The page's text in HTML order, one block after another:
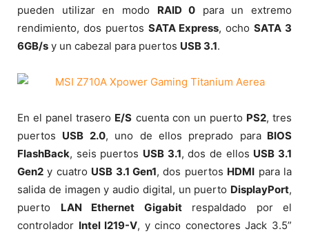
pueden utilizar en modo RAID 0 para un extremo
rendimiento, dos puertos SATA Express, ochoSATA 3
6GB/s y un cabezal para puertos USB 3.1.
En el panel trasero E/S cuenta con un puerto PS2, tres
puertos USB 2.0, uno de ellos preprado paraBIOS
FlashBack, seis puertos USB 3.1, dos de ellos USB 3.1
Gen2 y cuatro USB 3.1 Gen1, dos puertos HDMI para la
salida de imagen y audio digital, un puerto DisplayPort,
puerto LAN Ethernet Gigabitrespaldado por el
controlador Intel I219-V, y cinco conectores Jack 3.5”